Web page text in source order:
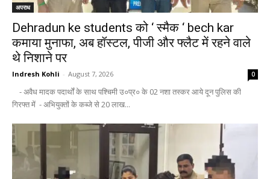
अपराध
Dehradun ke students को ‘ स्मैक ‘ bech kar
कमाया मुनाफा, अब हॉस्टल, पीजी और फ्लैट में रहने वाले
थे निशाने पर
Indresh Kohli - August 7, 2026 0
- अवैध मादक पदार्थों के साथ पश्चिमी उ०प्र० के 02 नशा तस्कर आये दून पुलिस की
गिरफ्त में - अभियुक्तों के कब्जे से 20 लाख...